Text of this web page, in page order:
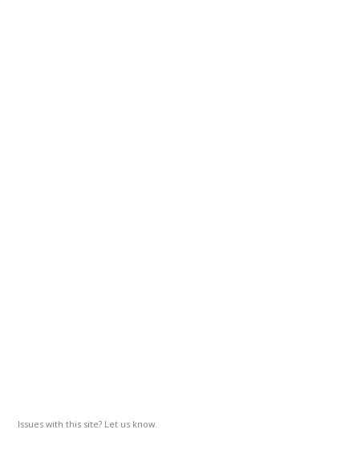
Issues with this site? Let us know.